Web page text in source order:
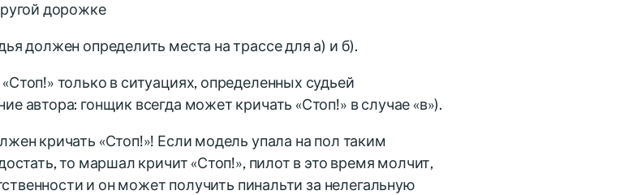
дорожке
должен определить места на трассе для а) и б).
только в ситуациях, определенных судьей
автора: гонщик всегда может кричать «Стоп!» в случае «в»).
кричать «Стоп!»! Если модель упала на пол таким
то маршал кричит «Стоп!», пилот в это время молчит,
и он может получить пинальти за нелегальную